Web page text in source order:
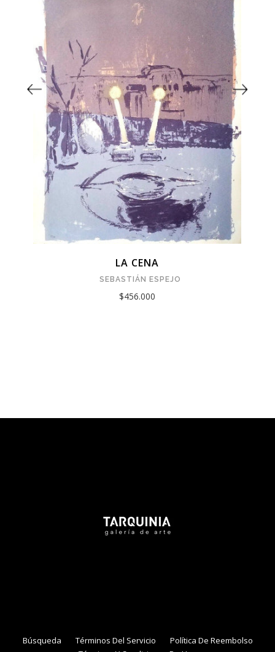
LA CENA
SEBASTIÁN ESPEJO
$456.000
Búsqueda Términos Del Servicio
Política De Reembolso